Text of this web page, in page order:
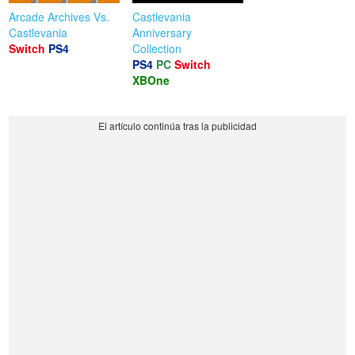
Arcade Archives Vs.
Castlevania
Switch PS4
Castlevania
Anniversary
Collection
PS4 PC Switch
XBOne